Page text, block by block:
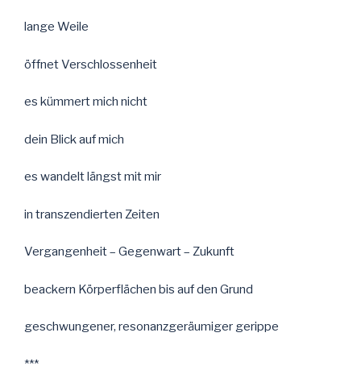
lange Weile
öffnet Verschlossenheit
es kümmert mich nicht
dein Blick auf mich
es wandelt längst mit mir
in transzendierten Zeiten
Vergangenheit – Gegenwart – Zukunft
beackern Körperflächen bis auf den Grund
geschwungener, resonanzgeräumiger gerippe
***